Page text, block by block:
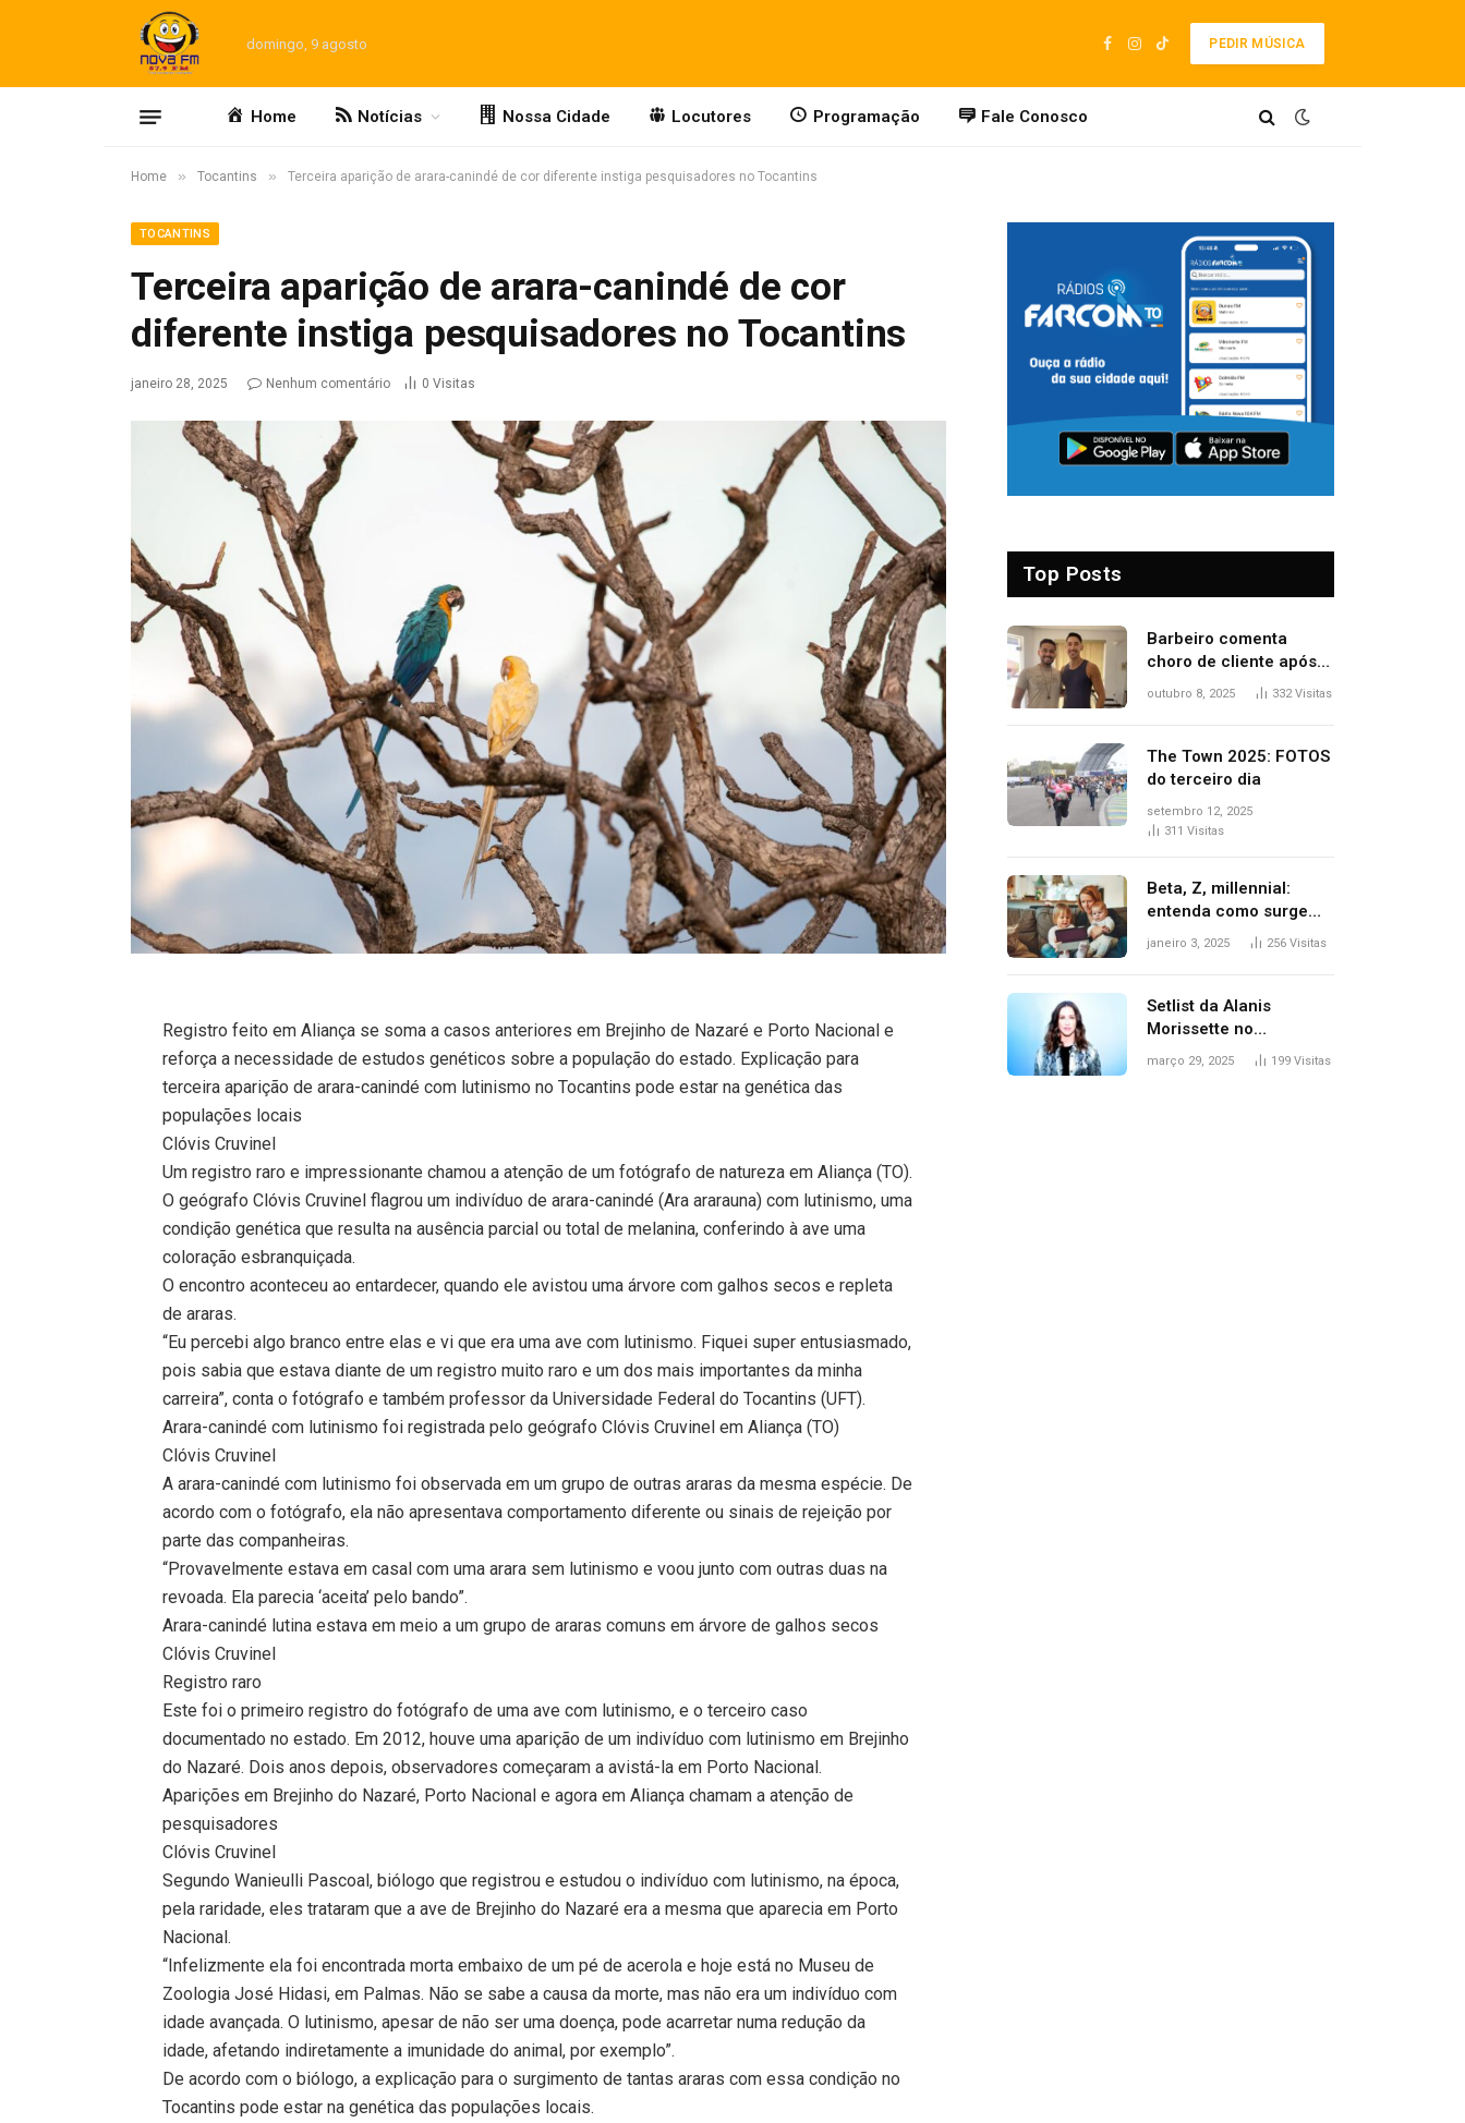
domingo, 9 agosto
Facebook
Instagram
TikTok
PEDIR MÚSICA
Home Notícias Nossa Cidade Locutores Programação Fale Conosco
Home » Tocantins » Terceira aparição de arara-canindé de cor diferente instiga pesquisadores no Tocantins
TOCANTINS
Terceira aparição de arara-canindé de cor
diferente instiga pesquisadores no Tocantins
janeiro 28, 2025 Nenhum comentário 0 Visitas
Registro feito em Aliança se soma a casos anteriores em Brejinho de Nazaré e Porto Nacional e
reforça a necessidade de estudos genéticos sobre a população do estado. Explicação para
terceira aparição de arara-canindé com lutinismo no Tocantins pode estar na genética das
populações locais
Clóvis Cruvinel
Um registro raro e impressionante chamou a atenção de um fotógrafo de natureza em Aliança (TO).
O geógrafo Clóvis Cruvinel flagrou um indivíduo de arara-canindé (Ara ararauna) com lutinismo, uma
condição genética que resulta na ausência parcial ou total de melanina, conferindo à ave uma
coloração esbranquiçada.
O encontro aconteceu ao entardecer, quando ele avistou uma árvore com galhos secos e repleta
de araras.
“Eu percebi algo branco entre elas e vi que era uma ave com lutinismo. Fiquei super entusiasmado,
pois sabia que estava diante de um registro muito raro e um dos mais importantes da minha
carreira”, conta o fotógrafo e também professor da Universidade Federal do Tocantins (UFT).
Arara-canindé com lutinismo foi registrada pelo geógrafo Clóvis Cruvinel em Aliança (TO)
Clóvis Cruvinel
A arara-canindé com lutinismo foi observada em um grupo de outras araras da mesma espécie. De
acordo com o fotógrafo, ela não apresentava comportamento diferente ou sinais de rejeição por
parte das companheiras.
“Provavelmente estava em casal com uma arara sem lutinismo e voou junto com outras duas na
revoada. Ela parecia ‘aceita’ pelo bando”.
Arara-canindé lutina estava em meio a um grupo de araras comuns em árvore de galhos secos
Clóvis Cruvinel
Registro raro
Este foi o primeiro registro do fotógrafo de uma ave com lutinismo, e o terceiro caso
documentado no estado. Em 2012, houve uma aparição de um indivíduo com lutinismo em Brejinho
do Nazaré. Dois anos depois, observadores começaram a avistá-la em Porto Nacional.
Aparições em Brejinho do Nazaré, Porto Nacional e agora em Aliança chamam a atenção de
pesquisadores
Clóvis Cruvinel
Segundo Wanieulli Pascoal, biólogo que registrou e estudou o indivíduo com lutinismo, na época,
pela raridade, eles trataram que a ave de Brejinho do Nazaré era a mesma que aparecia em Porto
Nacional.
“Infelizmente ela foi encontrada morta embaixo de um pé de acerola e hoje está no Museu de
Zoologia José Hidasi, em Palmas. Não se sabe a causa da morte, mas não era um indivíduo com
idade avançada. O lutinismo, apesar de não ser uma doença, pode acarretar numa redução da
idade, afetando indiretamente a imunidade do animal, por exemplo”.
De acordo com o biólogo, a explicação para o surgimento de tantas araras com essa condição no
Tocantins pode estar na genética das populações locais.
Top Posts
Barbeiro comenta
choro de cliente após
despedida e explica
tantas pessoas’
outubro 8, 2025 332Visitas
The Town 2025: FOTOS
do terceiro dia
setembro 12, 2025
311 Visitas
Beta, Z, millennial:
entenda como surgem
as gerações
janeiro 3, 2025 256 Visitas
Setlist da Alanis
Morissette no
Lollapalooza: veja
março 29, 2025 199 Visitas